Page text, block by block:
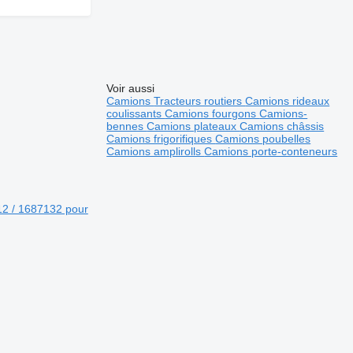
/ 1687132 pour
Voir aussi
CamionsTracteurs routiersCamions rideaux
coulissantsCamions fourgonsCamions-
bennesCamions plateauxCamions châssis
Camions frigorifiquesCamions poubelles
Camions amplirollsCamions porte-conteneurs